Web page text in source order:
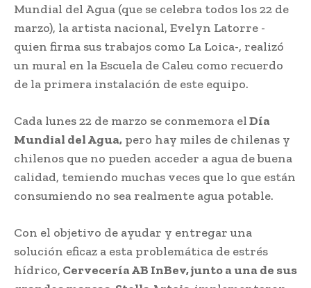
Mundial del Agua (que se celebra todos los 22 de
marzo), la artista nacional, Evelyn Latorre -
quien firma sus trabajos como La Loica-, realizó
un mural en la Escuela de Caleu como recuerdo
de la primera instalación de este equipo.
Cada lunes 22 de marzo se conmemora elDía
Mundial del Agua, pero hay miles de chilenas y
chilenos que no pueden acceder a agua de buena
calidad, temiendo muchas veces que lo que están
consumiendo no sea realmente agua potable.
Con el objetivo de ayudar y entregar una
solución eficaz a esta problemática de estrés
hídrico, Cervecería AB InBev, junto a una de sus